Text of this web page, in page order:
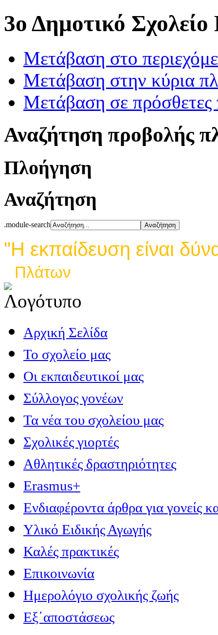
3ο Δημοτικό
Μετάβαση στο
Μετάβαση στην κύρια
Μετάβαση σε πρόσθετες
Αναζήτηση προβολής
Πλοήγηση
Αναζήτηση
.module-search
"Η εκπαίδευση είναι
Πλάτων
Αρχική Σελίδα
Το σχολείο μας
Οι εκπαιδευτικοί μας
Σύλλογος γονέων
Τα νέα του σχολείου μας
Σχολικές γιορτές
Αθλητικές δραστηριότητες
Erasmus+
Ενδιαφέροντα άρθρα για γονείς
Υλικό Ειδικής Αγωγής
Καλές πρακτικές
Επικοινωνία
Ημερολόγιο σχολικής ζωής
Εξ΄αποστάσεως